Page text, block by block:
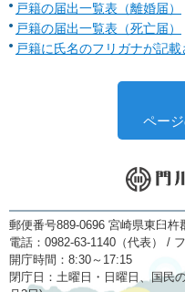
戸籍の届出一覧表（離婚届）
戸籍の届出一覧表（死亡届）
戸籍に氏名のフリガナが記載
ペー
郵便番号889-0696 宮崎県東臼
電話：0982-63-1140（代表） /
開庁時間：8:30～17:15
閉庁日：土曜日・日曜日、国民